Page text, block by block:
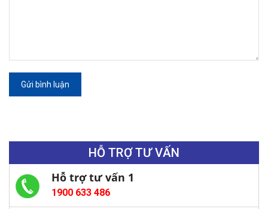
Gửi bình luận
HỖ TRỢ TƯ VẤN
Hỗ trợ tư vấn 1
1900 633 486